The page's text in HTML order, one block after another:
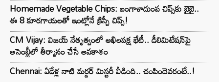
Homemade Vegetable Chips: బంగాళాదుంప చిప్స్‌కు బైబై..
ఈ 8 కూరగాయలతో ఇంట్లోనే క్రిస్పీ చిప్స్!
CM Vijay: విజయ్ నేతృత్వంలో అఖిలపక్ష భేటీ.. డీలిమిటేషన్‌పై
అసెంబ్లీలో తీర్మానం చేసే అవకాశం
Chennai: ఏడేళ్ల నాటి మర్డర్ మిస్టరీ వీడింది.. చంపిందెవరంటే..!